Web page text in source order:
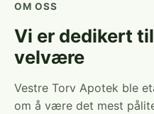
OM OSS
Vi er dedikert
velvære
Vestre Torv Apotek ble
om å være det mest